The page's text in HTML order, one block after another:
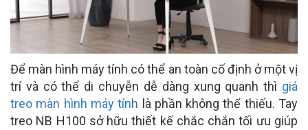
Để màn hình máy tính có thể an toàn cố định ở một vị
trí và có thể di chuyễn dễ dàng xung quanh thì giá
treo màn hình máy tính là phần không thể thiếu. Tay
treo NB H100 sở hữu thiết kế chắc chắn tối ưu giúp